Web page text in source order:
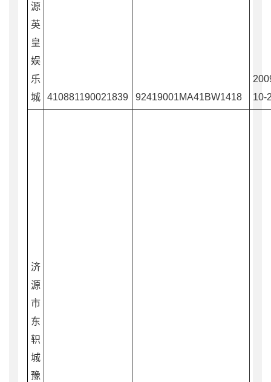
源
英
皇
娱
乐
城
410881190021839 92419001MA41BW1418
10-
济
源
市
东
轵
城
豫